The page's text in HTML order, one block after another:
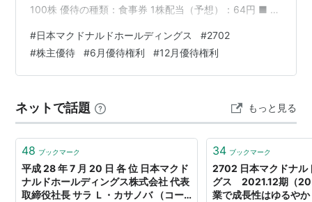
100株 優待の種類：食事券 1株配当（予想）：64円 ■ 株
容： バーガー類引換券 ×6枚 サイドメニュー引換券 ×6枚
ドリンク引換券 ×6枚 つまり、「バーガー＋サイド＋ド
リンク」のセットが6回分利用可能です。 ■ 贈呈基準（※
冊 300株…
#日本マクドナルドホールディングス #2702
#株主優待 #6月優待権利 #12月優待権利
ネットで話題 もっと見る
48 ブックマーク
平成 28 年 7 月 20 日 各 位 日本マクド
ナルドホールディングス株式会社 代表
取締役社長 サラ Ｌ・カサノバ （コー
34 ブックマーク
2702 日本マクドナル
グス 2021.12期（
業で成長性はゆるや